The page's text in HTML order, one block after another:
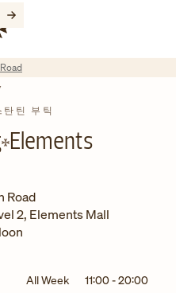
탄틴 부틱
Elements
Road
2, Elements Mall
All Week 11:00-20:00